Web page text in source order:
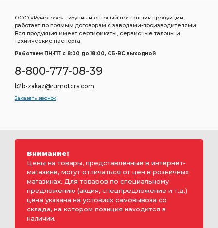
ООО «Румоторс» - крупный оптовый поставщик продукции,
работает по прямым договорам с заводами-производителями.
Вся продукция имеет сертификаты, сервисные талоны и
технические паспорта.
Работаем ПН-ПТ c 8:00 до 18:00, СБ-ВС выходной
8-800-777-08-39
b2b-zakaz@rumotors.com
Заказать звонок
Внимание!
Цены на товары, представленные в интернет-
магазине, могут отличаться от цен в розничных
магазинах. Для товаров по специальному
предложению (акция, спецпредложение и т.д.)
цена указана на условиях самовывоза со
склада, на котором позиция находится в
наличии.